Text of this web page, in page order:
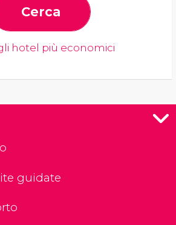
Cerca
hotel più economici
guidate